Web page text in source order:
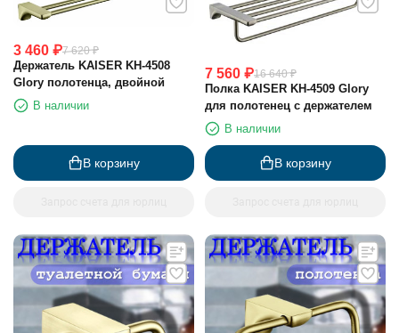
3 460 ₽7 620 ₽
Держатель KAISER KH-4508
Glory полотенца, двойной
В наличии
В корзину
7 560 ₽16 640 ₽
Полка KAISER KH-4509 Glory
для полотенец с держателем
В наличии
В корзину